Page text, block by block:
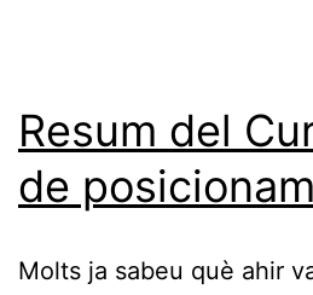
Google
per
a
més
Resum del
de
Molts ja sabeu què ahir